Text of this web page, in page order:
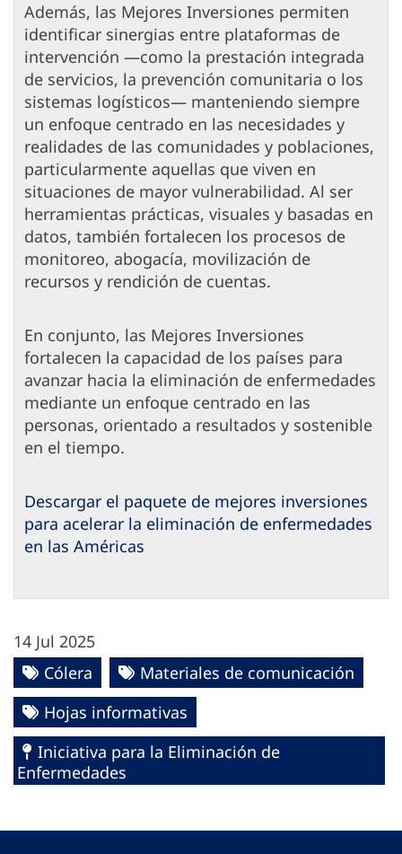
Además, las Mejores Inversiones permiten
identificar sinergias entre plataformas de
intervención —como la prestación integrada
de servicios, la prevención comunitaria o los
sistemas logísticos— manteniendo siempre
un enfoque centrado en las necesidades y
realidades de las comunidades y poblaciones,
particularmente aquellas que viven en
situaciones de mayor vulnerabilidad. Al ser
herramientas prácticas, visuales y basadas en
datos, también fortalecen los procesos de
monitoreo, abogacía, movilización de
recursos y rendición de cuentas.
En conjunto, las Mejores Inversiones
fortalecen la capacidad de los países para
avanzar hacia la eliminación de enfermedades
mediante un enfoque centrado en las
personas, orientado a resultados y sostenible
en el tiempo.
Descargar el paquete de mejores inversiones
para acelerar la eliminación de enfermedades
en las Américas
14 Jul 2025
Cólera
Materiales de comunicación
Hojas informativas
Iniciativa para la Eliminación de
Enfermedades